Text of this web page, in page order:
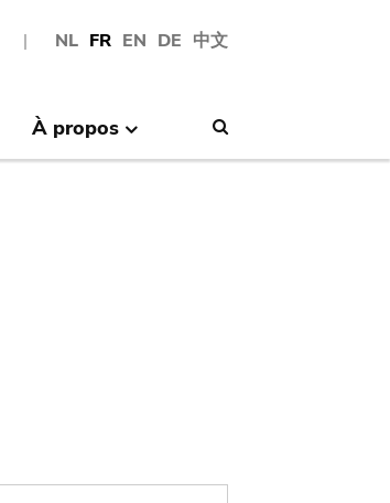
NL FR EN DE 中文
À propos